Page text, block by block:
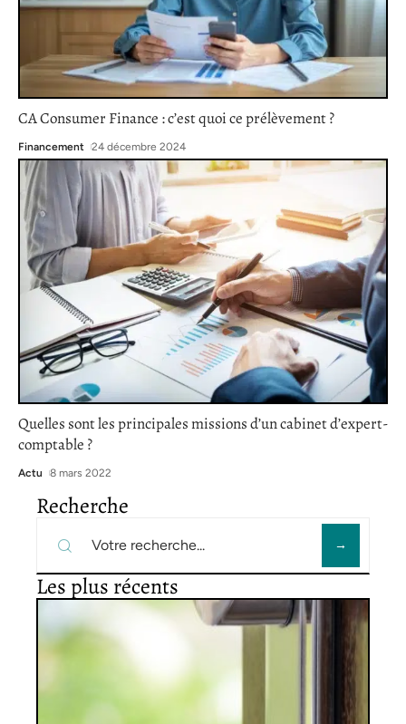
CA Consumer Finance : c’est quoi ce prélèvement ?
Financement 24 décembre 2024
Quelles sont les principales missions d’un cabinet d’expert-
comptable ?
Actu 8 mars 2022
Recherche
Les plus récents